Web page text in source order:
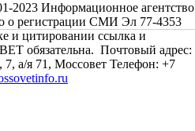
Информационное агентство
регистрации СМИ Эл 77-4353
и цитировании ссылка и
обязательна. Почтовый адрес:
7, а/я 71, Моссовет Телефон: +7